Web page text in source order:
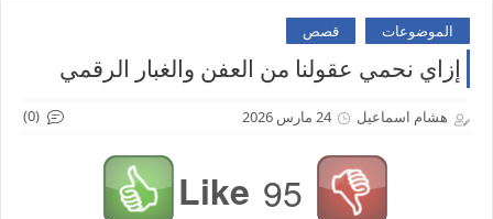
الموضوعات قصص
إزاي نحمي عقولنا من العفن والغبار الرقمي
هشام اسماعيل 24 مارس 2026 (0)
Like 95